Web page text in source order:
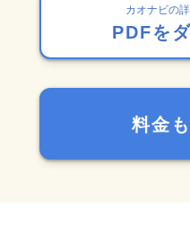
カオナビの
PDFを
料金